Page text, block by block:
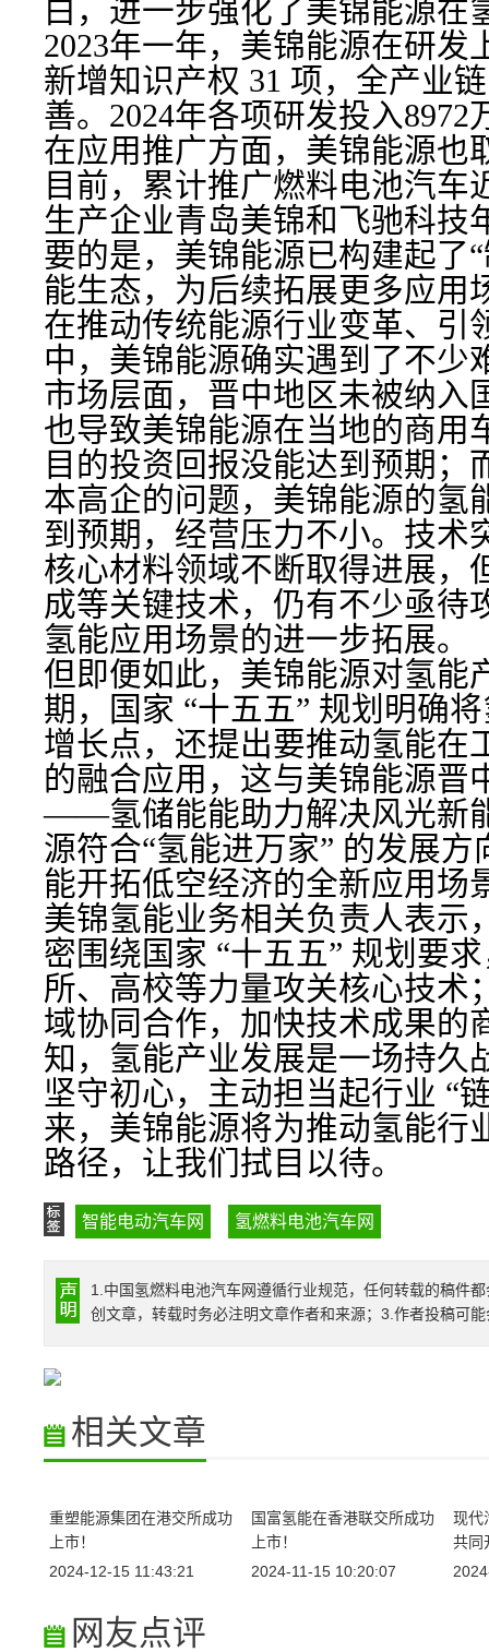
白，进一步强化了美锦能源在
2023年一年，美锦能源在研发
新增知识产权 31 项，全产业
善。2024年各项研发投入8972
在应用推广方面，美锦能源也
目前，累计推广燃料电池汽车
生产企业青岛美锦和飞驰科技
要的是，美锦能源已构建起了
能生态，为后续拓展更多应用
在推动传统能源行业变革、引
中，美锦能源确实遇到了不少
市场层面，晋中地区未被纳入
也导致美锦能源在当地的商用
目的投资回报没能达到预期；
本高企的问题，美锦能源的氢
到预期，经营压力不小。技术
核心材料领域不断取得进展，
成等关键技术，仍有不少亟待
氢能应用场景的进一步拓展。
但即便如此，美锦能源对氢能
期，国家 “十五五” 规划明确
增长点，还提出要推动氢能在
的融合应用，这与美锦能源晋
——氢储能能助力解决风光新
源符合“氢能进万家” 的发展
能开拓低空经济的全新应用场
美锦氢能业务相关负责人表示
密围绕国家 “十五五” 规划要
所、高校等力量攻关核心技术
域协同合作，加快技术成果的
知，氢能产业发展是一场持久
坚守初心，主动担当起行业 “
来，美锦能源将为推动氢能行
路径，让我们拭目以待。
智能电动汽车网 氢燃料电池汽车网
1.中国氢燃料电池汽车网遵循行业规范，任何转载的稿件
创文章，转载时务必注明文章作者和来源；3.作者投稿可
相关文章
重塑能源集团在港交所成功
上市！
2024-12-15 11:43:21
国富氢能在香港联交所成功
上市！
2024-11-15 10:20:07
现代
共同
网友点评